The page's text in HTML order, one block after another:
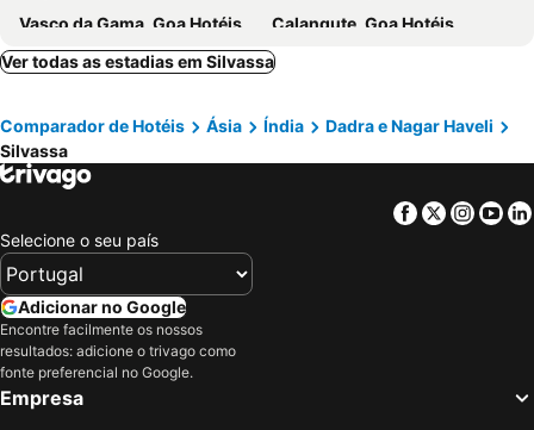
Vasco da Gama, Goa Hotéis
Calangute, Goa Hotéis
Candolim, Goa Hotéis
Agra, Uttar Pradesh Hotéis
Ver todas as estadias em Silvassa
Comparador de Hotéis Ásia Índia
Dadra e Nagar Haveli
Silvassa
Facebook
Twitter
Selecione o seu país
Adicionar no Google
Encontre facilmente os nossos
resultados: adicione o trivago como
fonte preferencial no Google.
Empresa